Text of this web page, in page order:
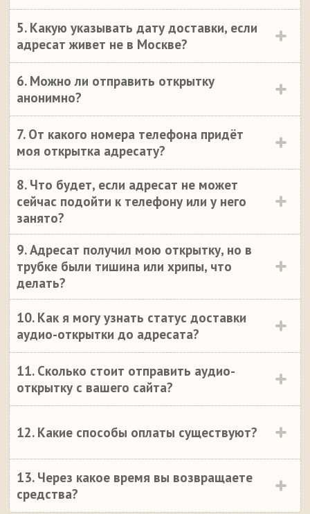
5. Какую указывать дату доставки, если
адресат живет не в Москве?
6. Можно ли отправить открытку
анонимно?
7. От какого номера телефона придёт
моя открытка адресату?
8. Что будет, если адресат не может
сейчас подойти к телефону или у него
занято?
9. Адресат получил мою открытку, но в
трубке были тишина или хрипы, что
делать?
10. Как я могу узнать статус доставки
аудио-открытки до адресата?
11. Сколько стоит отправить аудио-
открытку с вашего сайта?
12. Какие способы оплаты существуют?
13. Через какое время вы возвращаете
средства?